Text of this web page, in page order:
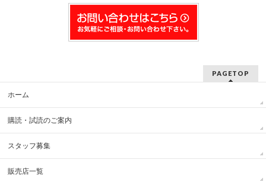
PAGETOP
ホーム
購読・試読のご案内
スタッフ募集
販売店一覧